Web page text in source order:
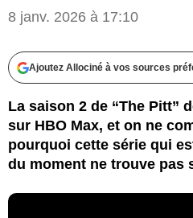
8 janv. 2026 à 17:10
Ajoutez Allociné à vos sources
La saison 2 de “The Pitt”
sur HBO Max, et on ne
pourquoi cette série qui
du moment ne trouve pas